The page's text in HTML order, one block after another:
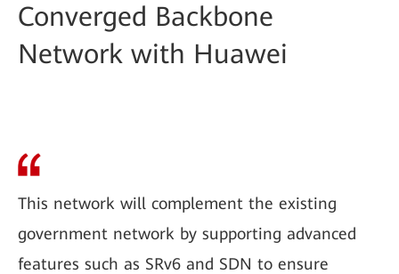
Converged Backbone
Network with Huawei
This network will complement the existing
government network by supporting advanced
features such as SRv6 and SDN to ensure